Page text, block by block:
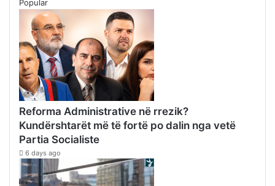
Popular
Reforma Administrative në rrezik?
Kundërshtarët më të fortë po dalin nga vetë
Partia Socialiste
6 days ago